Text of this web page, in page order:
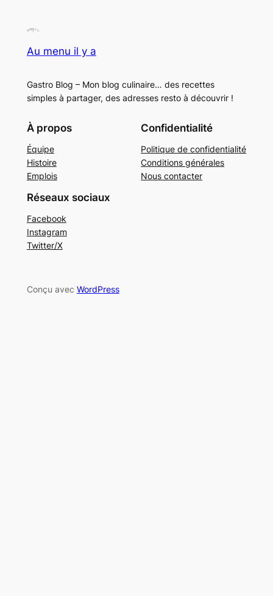
Au menu il y a
Gastro Blog – Mon blog culinaire… des recettes
simples à partager, des adresses resto à découvrir !
À propos
Équipe
Histoire
Emplois
Confidentialité
Politique de confidentialité
Conditions générales
Nous contacter
Réseaux sociaux
Facebook
Instagram
Twitter/X
Conçu avec WordPress